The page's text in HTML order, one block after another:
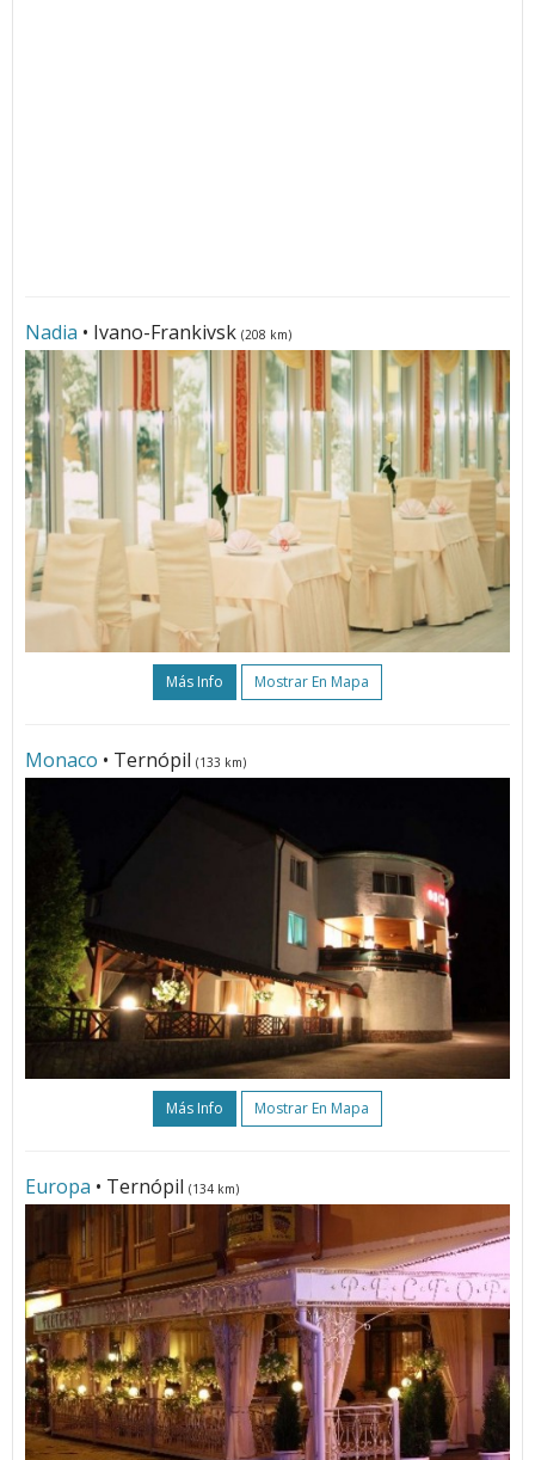
Nadia • Ivano-Frankivsk (208 km)
Más Info Mostrar En Mapa
Monaco • Ternópil (133 km)
Más Info Mostrar En Mapa
Europa • Ternópil (134 km)